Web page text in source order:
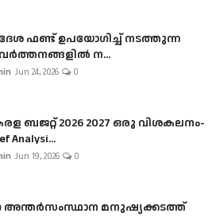
ഫണ്ട് ഉപയോഗിച്ച് നടത്തുന്ന
ന...
Jun 24, 2026 0
ബജറ്റ് 2026 2027 ഒരു വിശകലനം-
Analysi...
Jun 19, 2026 0
അന്തർസംസ്ഥാന മനുഷ്യക്കടത്ത്